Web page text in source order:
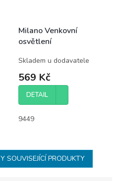
Milano Venkovní
osvětlení
Skladem u dodavatele
569 Kč
DETAIL
9449
SOUVISEJÍCÍ PRODUKTY